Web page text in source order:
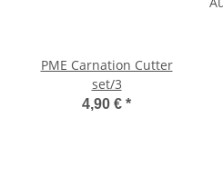
PME Carnation Cutter
set/3
4,90 € *